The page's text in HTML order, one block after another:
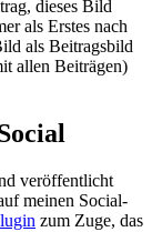
dieses Bild
als Erstes nach
als Beitragsbild
allen Beiträgen)
veröffentlicht
meinen Social-
zum Zuge, das